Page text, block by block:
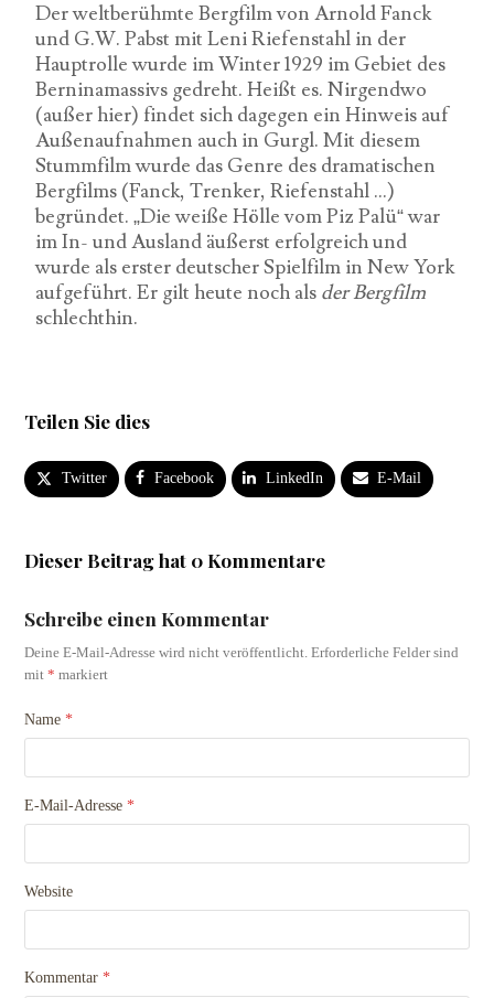
Der weltberühmte Bergfilm von Arnold Fanck
und G.W. Pabst mit Leni Riefenstahl in der
Hauptrolle wurde im Winter 1929 im Gebiet des
Berninamassivs gedreht. Heißt es. Nirgendwo
(außer hier) findet sich dagegen ein Hinweis auf
Außenaufnahmen auch in Gurgl. Mit diesem
Stummfilm wurde das Genre des dramatischen
Bergfilms (Fanck, Trenker, Riefenstahl …)
begründet. „Die weiße Hölle vom Piz Palü“ war
im In- und Ausland äußerst erfolgreich und
wurde als erster deutscher Spielfilm in New York
aufgeführt. Er gilt heute noch als der Bergfilm
schlechthin.
Teilen Sie dies
Twitter Facebook LinkedIn E-Mail
Dieser Beitrag hat 0 Kommentare
Schreibe einen Kommentar
Deine E-Mail-Adresse wird nicht veröffentlicht. Erforderliche Felder sind
mit* markiert
Name*
E-Mail-Adresse*
Website
Kommentar*